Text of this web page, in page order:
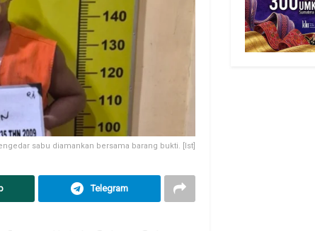
sabu diamankan bersama barang bukti. [Ist]
Telegram